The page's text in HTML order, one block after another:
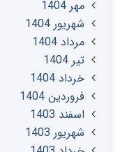
مهر 1404
شهریور 1404
مرداد 1404
تير 1404
خرداد 1404
فروردین 1404
اسفند 1403
شهریور 1403